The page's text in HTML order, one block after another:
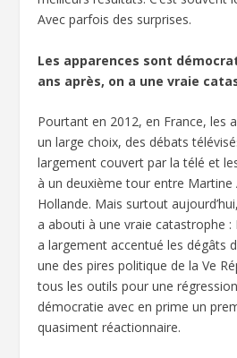
Avec parfois des surprises.
Les apparences sont
ans après, on a une vraie
Pourtant en 2012, en France, les
un large choix, des débats
largement couvert par la télé et
à un deuxième tour entre Martine
Hollande. Mais surtout
a abouti à une vraie catastrophe :
a largement accentué les dégâts
une des pires politique de la Ve
tous les outils pour une
démocratie avec en prime un
quasiment réactionnaire.